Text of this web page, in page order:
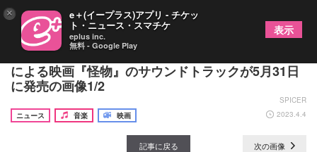
坂本龍一さんが音楽を担当した是枝裕和×坂元裕二
による映画『怪物』のサウンドトラックが5月31日
に発売の画像1/2
SPICER
ニュース
音楽 映画 2023.4.4
記事に戻る 次の画像
× e＋(イープラス)アプリ - チケッ
ト・ニュース・スマチケ
eplus inc.
無料 - Google Play
表示